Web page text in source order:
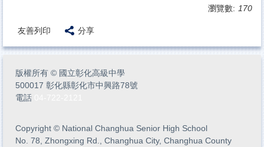
瀏覽數: 170
友善列印 分享
版權所有 © 國立彰化高級中學
500017 彰化縣彰化市中興路78號
電話
Copyright © National Changhua Senior High School
No. 78, Zhongxing Rd., Changhua City, Changhua County